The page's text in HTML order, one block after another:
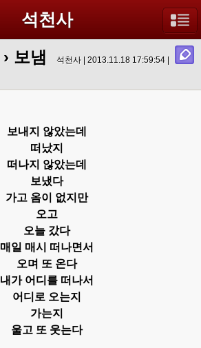
석천사
› 보냄
석천사 | 2013.11.18 17:59:54 |
보내지 않았는데
떠났지
떠나지 않았는데
보냈다
가고 옴이 없지만
오고
오늘 갔다
매일 매시 떠나면서
오며 또 온다
내가 어디를 떠나서
어디로 오는지
가는지
울고 또 웃는다